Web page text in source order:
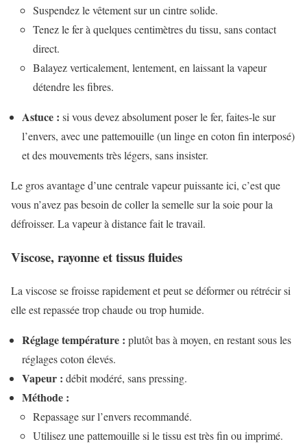
Suspendez le vêtement sur un cintre solide.
Tenez le fer à quelques centimètres du tissu, sans contact
direct.
Balayez verticalement, lentement, en laissant la vapeur
détendre les fibres.
Astuce : si vous devez absolument poser le fer, faites-le sur
l’envers, avec une pattemouille (un linge en coton fin interposé)
et des mouvements très légers, sans insister.
Le gros avantage d’une centrale vapeur puissante ici, c’est que
vous n’avez pas besoin de coller la semelle sur la soie pour la
défroisser. La vapeur à distance fait le travail.
Viscose, rayonne et tissus fluides
La viscose se froisse rapidement et peut se déformer ou rétrécir si
elle est repassée trop chaude ou trop humide.
Réglage température : plutôt bas à moyen, en restant sous les
réglages coton élevés.
Vapeur : débit modéré, sans pressing.
Méthode :
Repassage sur l’envers recommandé.
Utilisez une pattemouille si le tissu est très fin ou imprimé.